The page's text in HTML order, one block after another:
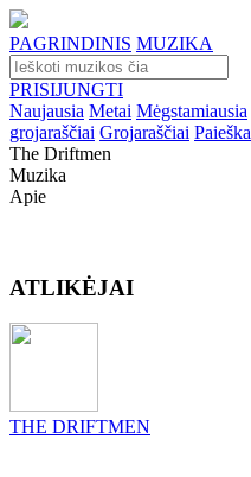
PAGRINDINIS MUZIKA
PRISIJUNGTI
Naujausia Metai Mėgstamiausia
grojaraščiai Grojaraščiai Paieška
The Driftmen
Muzika
Apie
ATLIKĖJAI
THE DRIFTMEN